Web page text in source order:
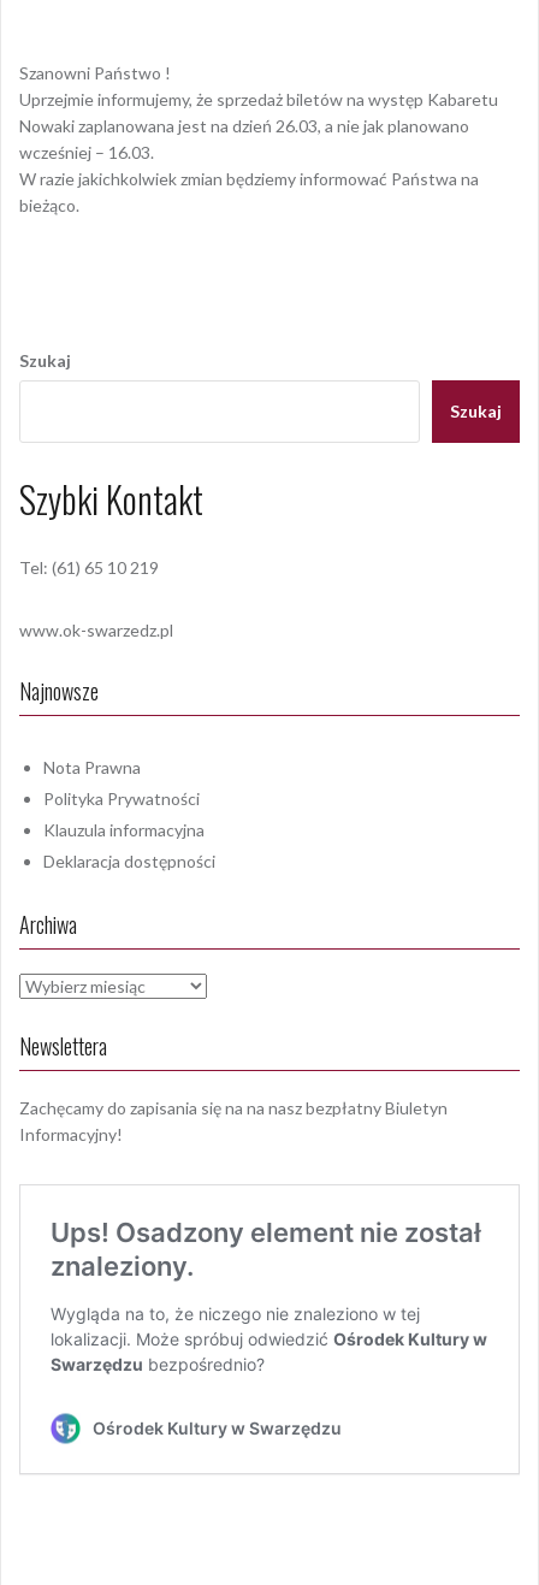
Szanowni Państwo !
Uprzejmie informujemy, że sprzedaż biletów na występ Kabaretu
Nowaki zaplanowana jest na dzień 26.03, a nie jak planowano
wcześniej – 16.03.
W razie jakichkolwiek zmian będziemy informować Państwa na
bieżąco.
wpisu
Szukaj
Szukaj
Szybki Kontakt
Tel: (61) 65 10 219
www.ok-swarzedz.pl
Najnowsze
Nota Prawna
Polityka Prywatności
Klauzula informacyjna
Deklaracja dostępności
Archiwa
Archiwa
Newslettera
Zachęcamy do zapisania się na na nasz bezpłatny Biuletyn
Informacyjny!